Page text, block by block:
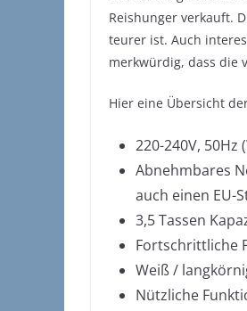
Reishunger verkauft.
teurer ist. Auch
merkwürdig, dass die
Hier eine Übersicht
220-240V,
Abnehmbares
auch einen EU-
3,5 Tassen
Fortschrittliche
Weiß /
Nützliche